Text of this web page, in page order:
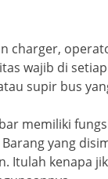
charger,
wajib di
supir bus
memiliki
yang
Itulah kenapa